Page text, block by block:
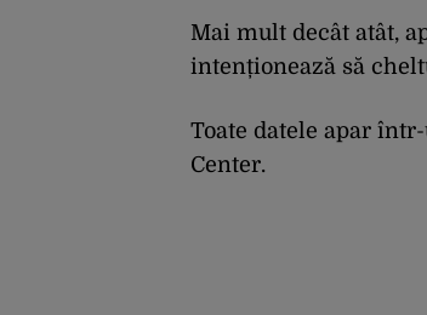
Mai mult decât atât,
intenționează să
Toate datele apar
Center.